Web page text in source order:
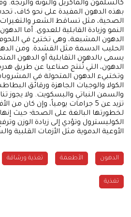
كالسلمون والماكريل والتونة
بهذه الدهون المفيدة على نحو كاف،
الصحية، مثل تساقط الشعر
النمو وزيادة القابلية للعدوى. أما
الدهون المشبعة، وهي تختبئ في
الحليب الدسمة مثل القشدة. ومن
الدهون، التي تُنتج صناعيا عن طريق
وتختبيء الدهون المتحولة في
الكولا والوجبات الجاهزة ورقائق
والسمن النباتي والبسكويت. ولا يجوز
تزيد عن 5 جرامات يومياً، وإن كان
لخطورتها البالغة على الصحة؛ حيث
الكوليسترول وتؤدي إلى زيادة الوزن
الأوعية الدموية مثل الأزمات القلبية
الدهون الأطعمة تغذية ورشاقة
تغذية